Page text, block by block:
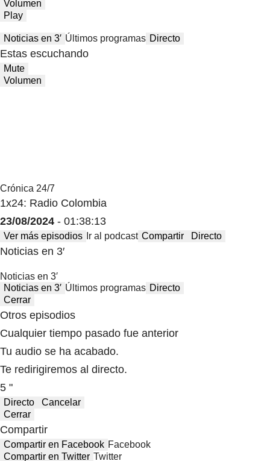
Mute
Volumen
Play
Noticias en 3′ Últimos programas
Estas escuchando
Mute
Crónica 24/7
1x24: Radio Colombia
23/08/2024- 01:38:13
Ver más episodios
Noticias en 3′
Noticias en 3′
Noticias en 3′
Cerrar
Otros episodios
Cualquier tiempo pasado fue anterior
Tu audio se ha acabado.
Te redirigiremos al directo.
5 "
Directo
Cerrar
Compartir